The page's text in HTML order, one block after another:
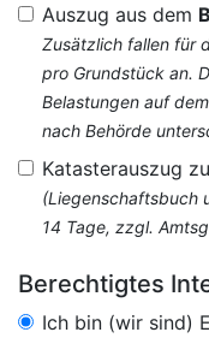
Auszug aus dem
Zusätzlich fallen für
pro Grundstück an.
Belastungen auf
nach Behörde
Katasterauszug
(Liegenschaftsbuch
14 Tage, zzgl.
Berechtigtes
Ich bin (wir sind)